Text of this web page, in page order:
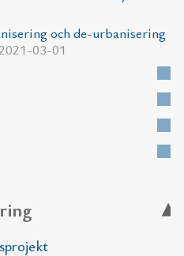
och de-urbanisering
03-01